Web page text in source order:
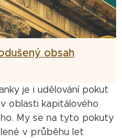
obsah
je i udělování pokut
oblasti kapitálového
My se na tyto pokuty
v průběhu let